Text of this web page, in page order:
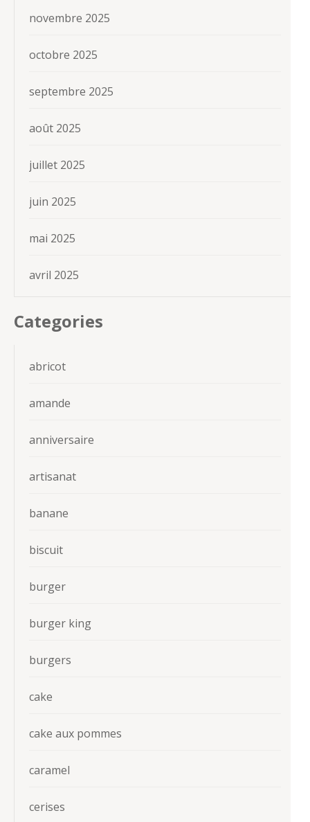
novembre 2025
octobre 2025
septembre 2025
août 2025
juillet 2025
juin 2025
mai 2025
avril 2025
Categories
abricot
amande
anniversaire
artisanat
banane
biscuit
burger
burger king
burgers
cake
cake aux pommes
caramel
cerises